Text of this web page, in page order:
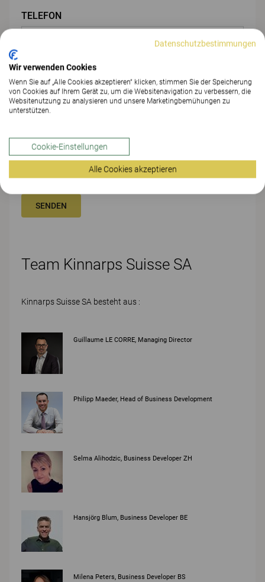
TELEFON
POSTLEITZAHL*
Ich bin damit einverstanden, dass Kinnarps meine
persönlichen Daten gemäss den gesetzlichen Bestimmungen
speichert und verarbeitet.
SENDEN
Team Kinnarps Suisse SA
Kinnarps Suisse SA besteht aus :
Guillaume LE CORRE, Managing Director
Philipp Maeder, Head of Business Development
Selma Alihodzic, Business Developer ZH
Hansjörg Blum, Business Developer BE
Milena Peters, Business Developer BS
Datenschutzbestimmungen
Wir verwenden Cookies
Wenn Sie auf „Alle Cookies akzeptieren“ klicken, stimmen Sie der Speicherung
von Cookies auf Ihrem Gerät zu, um die Websitenavigation zu verbessern, die
Websitenutzung zu analysieren und unsere Marketingbemühungen zu
unterstützen.
Cookie-Einstellungen
Alle Cookies akzeptieren